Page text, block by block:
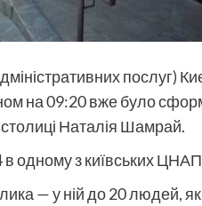
послуг)
на 09:20 вже було
Наталія Шамрай.
одному з київських
— у ній до 20 людей,